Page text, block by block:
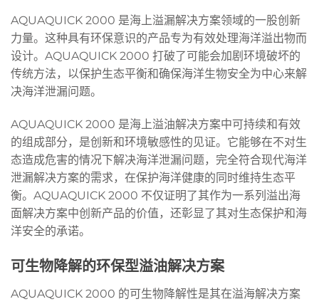
AQUAQUICK 2000 是海上溢漏解决方案领域的一股创新
力量。这种具有环保意识的产品专为有效处理海洋溢出物而
设计。AQUAQUICK 2000 打破了可能会加剧环境破坏的
传统方法，以保护生态平衡和确保海洋生物安全为中心来解
决海洋泄漏问题。
AQUAQUICK 2000 是海上溢油解决方案中可持续和有效
的组成部分，是创新和环境敏感性的见证。它能够在不对生
态造成危害的情况下解决海洋泄漏问题，完全符合现代海洋
泄漏解决方案的需求，在保护海洋健康的同时维持生态平
衡。AQUAQUICK 2000 不仅证明了其作为一系列溢出海
面解决方案中创新产品的价值，还彰显了其对生态保护和海
洋安全的承诺。
可生物降解的环保型溢油解决方案
AQUAQUICK 2000 的可生物降解性是其在溢海解决方案